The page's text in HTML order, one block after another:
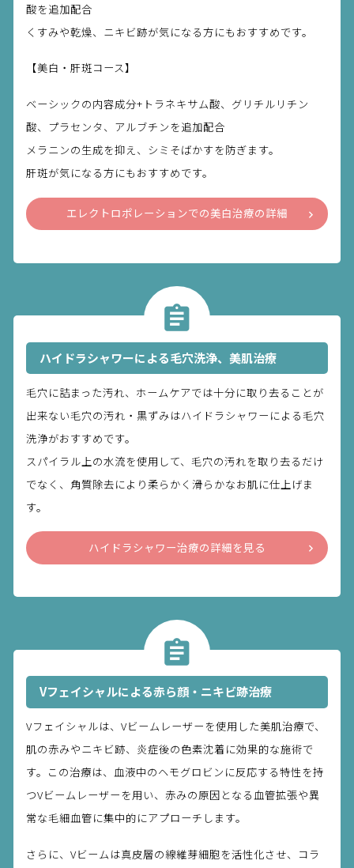
酸を追加配合
くすみや乾燥、ニキビ跡が気になる方にもおすすめです。
【美白・肝斑コース】
ベーシックの内容成分+トラネキサム酸、グリチルリチン
酸、プラセンタ、アルブチンを追加配合
メラニンの生成を抑え、シミそばかすを防ぎます。
肝斑が気になる方にもおすすめです。
エレクトロポレーションでの美白治療の詳細
ハイドラシャワーによる毛穴洗浄、美肌治療
毛穴に詰まった汚れ、ホームケアでは十分に取り去ることが
出来ない毛穴の汚れ・黒ずみはハイドラシャワーによる毛穴
洗浄がおすすめです。
スパイラル上の水流を使用して、毛穴の汚れを取り去るだけ
でなく、角質除去により柔らかく滑らかなお肌に仕上げま
す。
ハイドラシャワー治療の詳細を見る
Vフェイシャルによる赤ら顔・ニキビ跡治療
Vフェイシャルは、Vビームレーザーを使用した美肌治療で、
肌の赤みやニキビ跡、炎症後の色素沈着に効果的な施術で
す。この治療は、血液中のヘモグロビンに反応する特性を持
つVビームレーザーを用い、赤みの原因となる血管拡張や異
常な毛細血管に集中的にアプローチします。
さらに、Vビームは真皮層の線維芽細胞を活性化させ、コラ